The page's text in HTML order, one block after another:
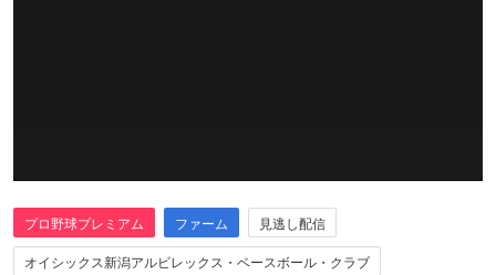
プロ野球プレミアム ファーム
見逃し配信
オイシックス新潟アルビレックス・ベースボール・クラブ